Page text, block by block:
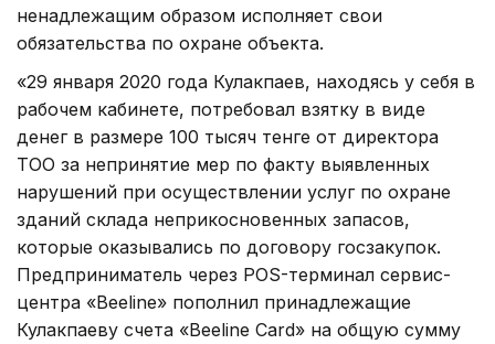
ненадлежащим образом исполняет свои
обязательства по охране объекта.
«29 января 2020 года Кулакпаев, находясь у себя в
рабочем кабинете, потребовал взятку в виде
денег в размере 100 тысяч тенге от директора
ТОО за непринятие мер по факту выявленных
нарушений при осуществлении услуг по охране
зданий склада неприкосновенных запасов,
которые оказывались по договору госзакупок.
Предприниматель через POS-терминал сервис-
центра «Beeline» пополнил принадлежащие
Кулакпаеву счета «Beeline Card» на общую сумму